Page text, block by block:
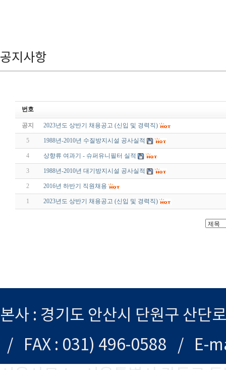
공지사항
번호
공지 2023년도 상반기 채용공고 (신입 및 경력직)
5 1988년-2010년 수질방지시설 공사실적
4 상향류 여과기 - 슈퍼유니필터 실적
3 1988년-2010년 대기방지시설 공사실적
2 2016년 하반기 직원채용
1 2023년도 상반기 채용공고 (신입 및 경력직)
본사 : 경기도 안산시 단원구 산
/ FAX : 031) 496-0588 / E-